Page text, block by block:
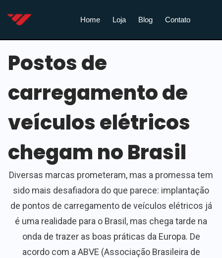
Home Loja Blog Contato
Postos de
carregamento de
veículos elétricos
chegam no Brasil
Diversas marcas prometeram, mas a promessa tem
sido mais desafiadora do que parece: implantação
de pontos de carregamento de veículos elétricos já
é uma realidade para o Brasil, mas chega tarde na
onda de trazer as boas práticas da Europa. De
acordo com a ABVE (Associação Brasileira de